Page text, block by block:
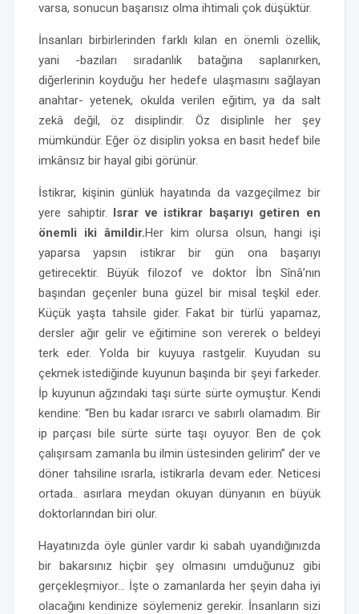
varsa, sonucun başarısız olma ihtimali çok düşüktür.
İnsanları birbirlerinden farklı kılan en önemli özellik,
yani -bazıları sıradanlık batağına saplanırken,
diğerlerinin koyduğu her hedefe ulaşmasını sağlayan
anahtar- yetenek, okulda verilen eğitim, ya da salt
zekâ değil, öz disiplindir. Öz disiplinle her şey
mümkündür. Eğer öz disiplin yoksa en basit hedef bile
imkânsız bir hayal gibi görünür.
İstikrar, kişinin günlük hayatında da vazgeçilmez bir
yere sahiptir. Israr ve istikrar başarıyı getiren en
önemli iki âmildir.Her kim olursa olsun, hangi işi
yaparsa yapsın istikrar bir gün ona başarıyı
getirecektir. Büyük filozof ve doktor İbn Sînâ’nın
başından geçenler buna güzel bir misal teşkil eder.
Küçük yaşta tahsile gider. Fakat bir türlü yapamaz,
dersler ağır gelir ve eğitimine son vererek o beldeyi
terk eder. Yolda bir kuyuya rastgelir. Kuyudan su
çekmek istediğinde kuyunun başında bir şeyi farkeder.
İp kuyunun ağzındaki taşı sürte sürte oymuştur. Kendi
kendine: “Ben bu kadar ısrarcı ve sabırlı olamadım. Bir
ip parçası bile sürte sürte taşı oyuyor. Ben de çok
çalışırsam zamanla bu ilmin üstesinden gelirim” der ve
döner tahsiline ısrarla, istikrarla devam eder. Neticesi
ortada.. asırlara meydan okuyan dünyanın en büyük
doktorlarından biri olur.
Hayatınızda öyle günler vardır ki sabah uyandığınızda
bir bakarsınız hiçbir şey olmasını umduğunuz gibi
gerçekleşmiyor… İşte o zamanlarda her şeyin daha iyi
olacağını kendinize söylemeniz gerekir. İnsanların sizi